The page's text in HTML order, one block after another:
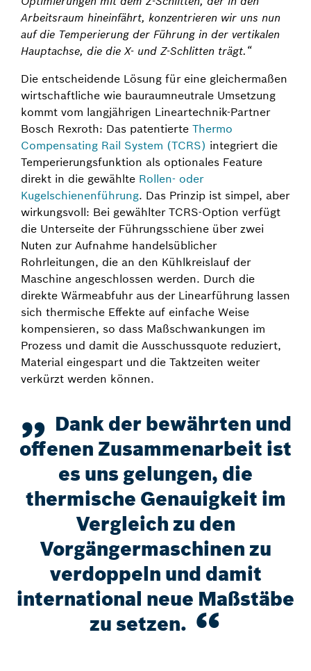
Arbeitsraum hineinfährt, konzentrieren wir uns nun
auf die Temperierung der Führung in der vertikalen
Hauptachse, die die X- und Z-Schlitten trägt.“
Die entscheidende Lösung für eine gleichermaßen
wirtschaftliche wie bauraumneutrale Umsetzung
kommt vom langjährigen Lineartechnik-Partner
Bosch Rexroth: Das patentierte Thermo
Compensating Rail System (TCRS) integriert die
Temperierungsfunktion als optionales Feature
direkt in die gewählte Rollen- oder
Kugelschienenführung. Das Prinzip ist simpel, aber
wirkungsvoll: Bei gewählter TCRS-Option verfügt
die Unterseite der Führungsschiene über zwei
Nuten zur Aufnahme handelsüblicher
Rohrleitungen, die an den Kühlkreislauf der
Maschine angeschlossen werden. Durch die
direkte Wärmeabfuhr aus der Linearführung lassen
sich thermische Effekte auf einfache Weise
kompensieren, so dass Maßschwankungen im
Prozess und damit die Ausschussquote reduziert,
Material eingespart und die Taktzeiten weiter
verkürzt werden können.
Dank der bewährten und
offenen Zusammenarbeit ist
es uns gelungen, die
thermische Genauigkeit im
Vergleich zu den
Vorgängermaschinen zu
verdoppeln und damit
international neue Maßstäbe
zu setzen.